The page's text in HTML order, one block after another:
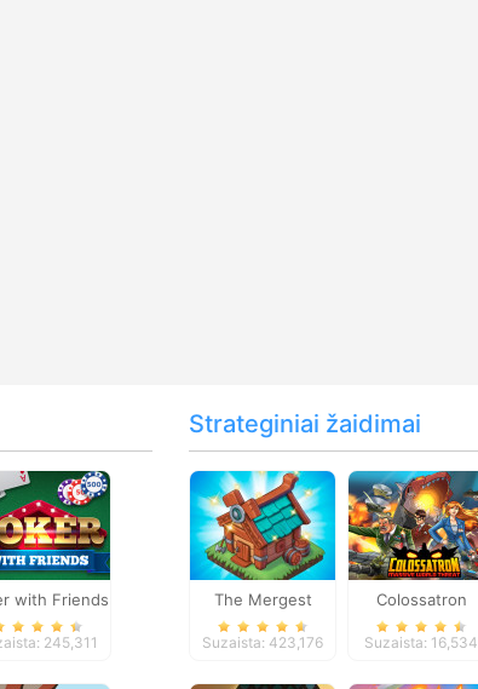
with Friends
245,311
Strateginiai žaidimai
The Mergest
Kingdom
Suzaista: 423,176
Colossatron
Suzaista: 16,534